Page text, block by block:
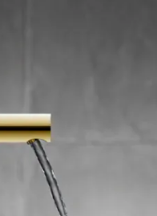
Змішувач
біде,
Виробник: